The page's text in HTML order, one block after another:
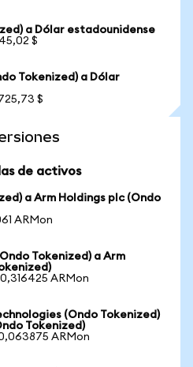
a Dólar estadounidense
$
Tokenized) a Dólar
$
de activos
a Arm Holdings plc (Ondo
ARMon
Tokenized) a Arm
ARMon
(Ondo Tokenized)
Tokenized)
ARMon